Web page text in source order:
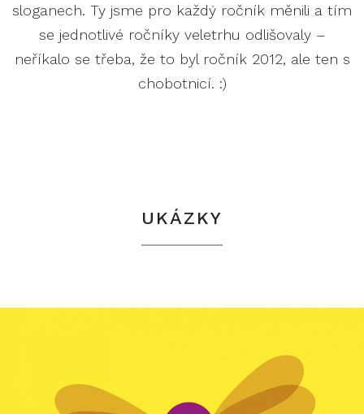
sloganech. Ty jsme pro každý ročník měnili a tím
se jednotlivé ročníky veletrhu odlišovaly –
neříkalo se třeba, že to byl ročník 2012, ale ten s
chobotnicí. :)
UKÁZKY